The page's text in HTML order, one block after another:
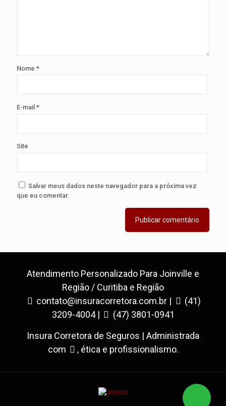
Nome *
E-mail *
Site
Salvar meus dados neste navegador para a próxima vez
que eu comentar.
Atendimento Personalizado Para Joinville e
Região / Curitiba e Região
contato@insuracorretora.com.br |
(41)
3209-4004 |
(47) 3801-0941
Insura Corretora de Seguros | Administrada
com
, ética e profissionalismo.